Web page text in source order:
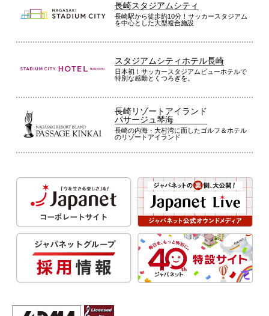
長崎スタジアムシティ
長崎駅から徒歩約10分！サッカースタジアム
を中心とした大型複合施設
スタジアムシティホテル長崎
日本初！サッカースタジアムビューホテルで
特別な感動とくつろぎを。
長崎リゾートアイランド
パサージュ琴海
長崎の内海・大村湾に面したゴルフ＆ホテル
のリゾートアイランド